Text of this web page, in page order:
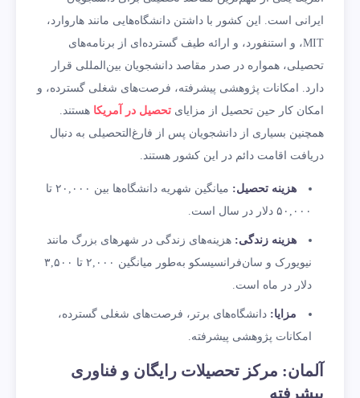
ایرانی است. این کشور با داشتن دانشگاه‌هایی مانند هاروارد،
MIT، و استنفورد، و ارائه طیف گسترده‌ای از برنامه‌های
تحصیلی، همواره در صدر مقاصد دانشجویان بین‌المللی قرار
دارد. امکانات پژوهشی پیشرفته، فرصت‌های شغلی گسترده، و
امکان کار حین تحصیل از مزایای تحصیل در آمریکا هستند.
همچنین بسیاری از دانشجویان پس از فارغ‌التحصیلی به دنبال
دریافت اقامت دائم در این کشور هستند.
هزینه تحصیل:
میانگین شهریه دانشگاه‌ها بین ۲۰,۰۰۰ تا
۵۰,۰۰۰ دلار در سال است.
هزینه زندگی: هزینه‌های زندگی در شهرهای بزرگ مانند
نیویورک و سان‌فرانسیسکو به‌طور میانگین ۲,۰۰۰ تا ۳,۵۰۰
دلار در ماه است.
مزایا: دانشگاه‌های برتر، فرصت‌های شغلی گسترده،
امکانات پژوهشی پیشرفته.
آلمان: مرکز تحصیلات رایگان و فناوری
پیشرفته